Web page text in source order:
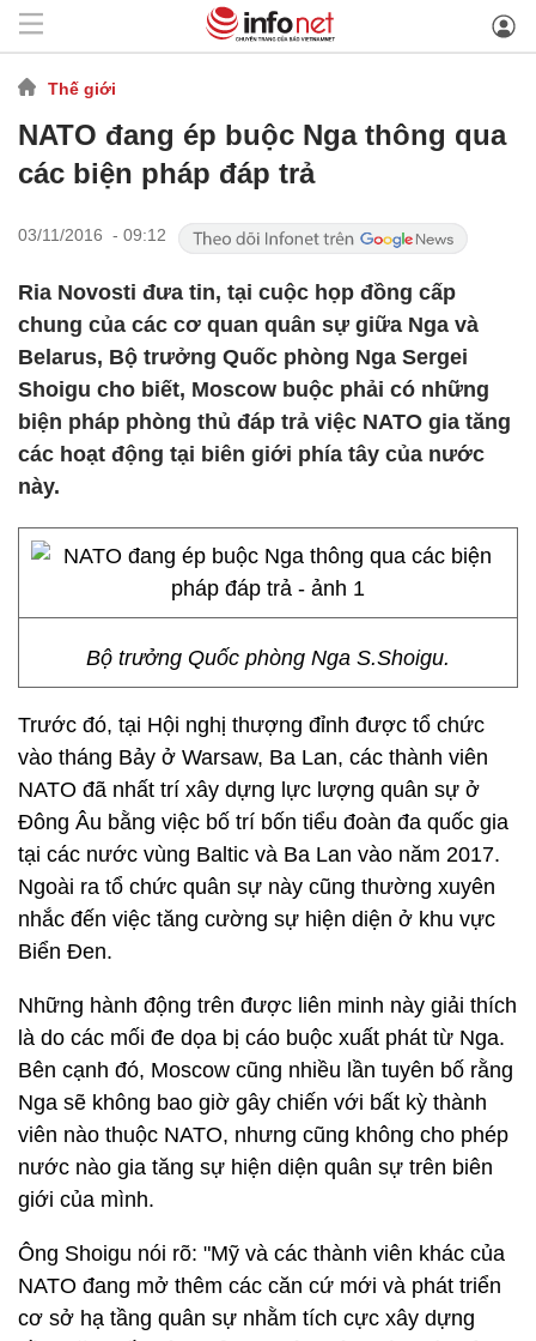
Thế giới
NATO đang ép buộc Nga thông qua
các biện pháp đáp trả
03/11/2016 - 09:12
Ria Novosti đưa tin, tại cuộc họp đồng cấp
chung của các cơ quan quân sự giữa Nga và
Belarus, Bộ trưởng Quốc phòng Nga Sergei
Shoigu cho biết, Moscow buộc phải có những
biện pháp phòng thủ đáp trả việc NATO gia tăng
các hoạt động tại biên giới phía tây của nước
này.
Bộ trưởng Quốc phòng Nga S.Shoigu.
Trước đó, tại Hội nghị thượng đỉnh được tổ chức
vào tháng Bảy ở Warsaw, Ba Lan, các thành viên
NATO đã nhất trí xây dựng lực lượng quân sự ở
Đông Âu bằng việc bố trí bốn tiểu đoàn đa quốc gia
tại các nước vùng Baltic và Ba Lan vào năm 2017.
Ngoài ra tổ chức quân sự này cũng thường xuyên
nhắc đến việc tăng cường sự hiện diện ở khu vực
Biển Đen.
Những hành động trên được liên minh này giải thích
là do các mối đe dọa bị cáo buộc xuất phát từ Nga.
Bên cạnh đó, Moscow cũng nhiều lần tuyên bố rằng
Nga sẽ không bao giờ gây chiến với bất kỳ thành
viên nào thuộc NATO, nhưng cũng không cho phép
nước nào gia tăng sự hiện diện quân sự trên biên
giới của mình.
Ông Shoigu nói rõ: "Mỹ và các thành viên khác của
NATO đang mở thêm các căn cứ mới và phát triển
cơ sở hạ tầng quân sự nhằm tích cực xây dựng